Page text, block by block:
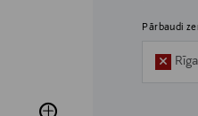
Pārbaudi
Rīga